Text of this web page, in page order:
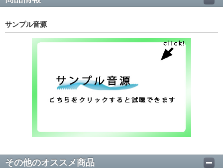
サンプル音源
その他のオススメ商品